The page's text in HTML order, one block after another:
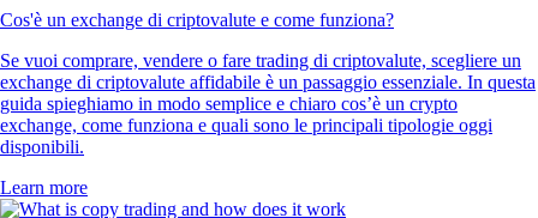
Cos'è un exchange di criptovalute e come funziona?
Se vuoi comprare, vendere o fare trading di criptovalute, scegliere un
exchange di criptovalute affidabile è un passaggio essenziale. In questa
guida spieghiamo in modo semplice e chiaro cos’è un crypto
exchange, come funziona e quali sono le principali tipologie oggi
disponibili.
Learn more